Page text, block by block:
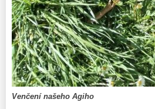
Venčení našeho Agiho